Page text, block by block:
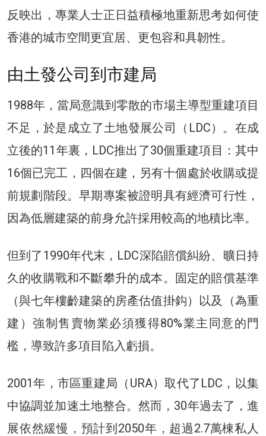
反映出，專業人士正日益積極地重新思考如何使
香港的城市空間更宜居、更包容和具韌性。
由土發公司到市建局
1988年，當局意識到零散的市場主導型重建項目
不足，於是成立了土地發展公司（LDC）。在成
立後的11年裏，LDC推出了30個重建項目：其中
16個已完工，四個在建，另有十個處於收購或提
前規劃階段。早期專案被證明具有經濟可行性，
因為低層建築的前身允許採用較高的地積比率。
但到了1990年代末，LDC深陷賠償糾紛、曠日持
久的收購戰和不斷攀升的成本。固定的賠償基準
（與七年樓齡建築的房產估值掛鈎）以及（為重
建）強制售賣物業必須獲得80%業主同意的門
檻，導致許多項目陷入虧損。
2001年，市區重建局（URA）取代了LDC，以集
中協調並加速土地整合。然而，30年過去了，進
展依然緩慢，預計到2050年，超過2.7萬棟私人